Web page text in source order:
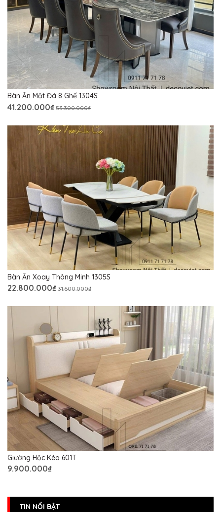
Bàn Ăn Mặt Đá 8 Ghế 1304S
41.200.000₫ 53.300.000₫
Bàn Ăn Xoay Thông Minh 1305S
22.800.000₫ 31.600.000₫
Giường Hộc Kéo 601T
9.900.000₫
TIN NỔI BẬT